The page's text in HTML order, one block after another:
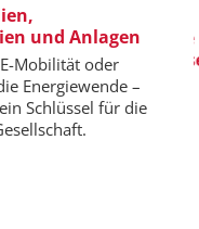
und Anlagen
Mobilität oder
Energiewende –
Schlüssel für die
SYSTEMS GMBH
hocheffiziente
Batteriemassen